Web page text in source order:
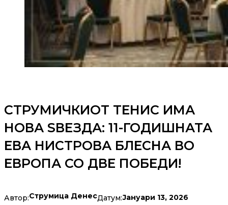
СТРУМИЧКИОТ ТЕНИС ИМА
НОВА ЅВЕЗДА: 11-ГОДИШНАТА
ЕВА НИСТРОВА БЛЕСНА ВО
ЕВРОПА СО ДВЕ ПОБЕДИ!
Автор:Струмица ДенесДатум:Јануари 13, 2026